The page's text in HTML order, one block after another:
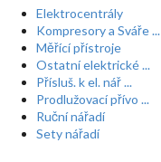
Elektrocentrály
Kompresory a Sváře ...
Měřící přístroje
Ostatní elektrické ...
Přísluš. k el. nář ...
Prodlužovací přívo ...
Ruční nářadí
Sety nářadí